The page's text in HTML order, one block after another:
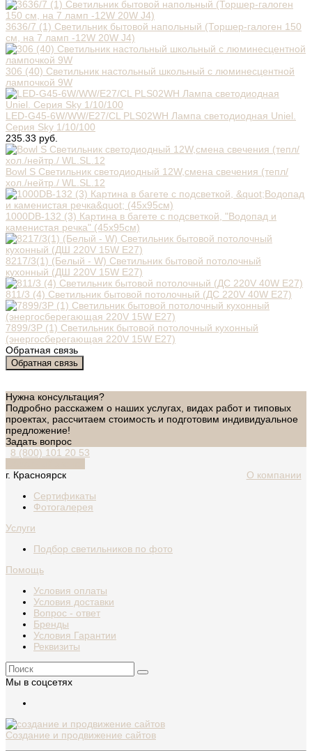
3636/7 (1) Светильник бытовой напольный (Торшер-галоген 150
см, на 7 ламп -12W 20W J4)
306 (40) Светильник настольный школьный с люминесцентной
лампочкой 9W
LED-G45-6W/WW/E27/CL PLS02WH Лампа светодиодная Uniel.
Серия Sky 1/10/100
235.33 руб.
Bowl S Светильник светодиодный 12W,смена свечения (тепл/
хол./нейтр./ WL.SL.12
1000DB-132 (3) Картина в багете с подсветкой, "Водопад и
каменистая речка" (45х95см)
8217/3(1) (Белый - W) Светильник бытовой потолочный
кухонный (ДШ 220V 15W E27)
811/3 (4) Светильник бытовой потолочный (ДС 220V 40W E27)
7899/3Р (1) Светильник бытовой потолочный кухонный
(энергосберегающая 220V 15W E27)
Обратная связь
Обратная связь
Нужна консультация?
Подробно расскажем о наших услугах, видах работ и типовых
проектах, рассчитаем стоимость и подготовим индивидуальное
предложение!
Задать вопрос
8 (800) 101 20 53
г. Красноярск
О компании
Сертификаты
Фотогалерея
Услуги
Подбор светильников по фото
Помощь
Условия оплаты
Условия доставки
Вопрос - ответ
Бренды
Условия Гарантии
Реквизиты
Мы в соцсетях
Создание и продвижение сайтов